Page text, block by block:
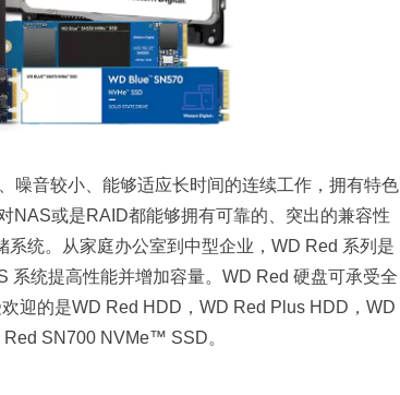
噪音较小、能够适应长时间的连续工作，拥有特色
NAS或是RAID都能够拥有可靠的、突出的兼容性
统。从家庭办公室到中型企业，WD Red 系列是
系统提高性能并增加容量。WD Red 硬盘可承受全
迎的是WD Red HDD，WD Red Plus HDD，WD
SN700 NVMe™ SSD。